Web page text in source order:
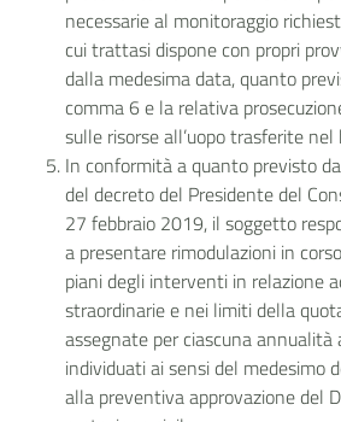
necessarie al monitoraggio
cui trattasi dispone con propri
dalla medesima data, quanto
comma 6 e la relativa
sulle risorse all’uopo trasferite
In conformità a quanto previsto
del decreto del Presidente del
27 febbraio 2019, il soggetto
a presentare rimodulazioni in
piani degli interventi in relazione
straordinarie e nei limiti della
assegnate per ciascuna
individuati ai sensi del medesimo
alla preventiva approvazione del